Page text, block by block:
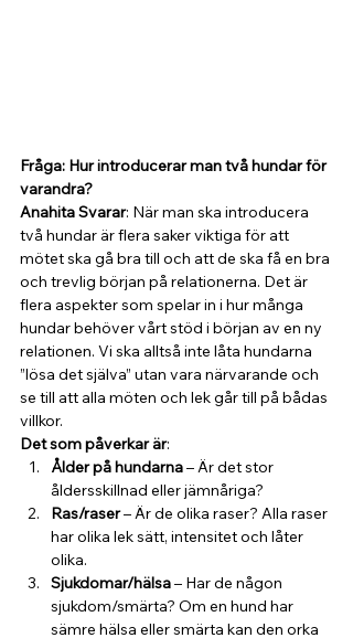
Fråga: Hur introducerar man två hundar för
varandra?
Anahita Svarar: När man ska introducera
två hundar är flera saker viktiga för att
mötet ska gå bra till och att de ska få en bra
och trevlig början på relationerna. Det är
flera aspekter som spelar in i hur många
hundar behöver vårt stöd i början av en ny
relationen. Vi ska alltså inte låta hundarna
”lösa det själva” utan vara närvarande och
se till att alla möten och lek går till på bådas
villkor.
Det som påverkar är:
Ålder på hundarna – Är det stor
åldersskillnad eller jämnåriga?
Ras/raser – Är de olika raser? Alla raser
har olika lek sätt, intensitet och låter
olika.
Sjukdomar/hälsa – Har de någon
sjukdom/smärta? Om en hund har
sämre hälsa eller smärta kan den orka